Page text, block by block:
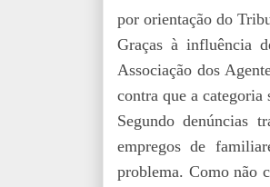
por orientação do
Graças à influência
Associação dos
contra que a
Segundo denúncias
empregos de
problema. Como não